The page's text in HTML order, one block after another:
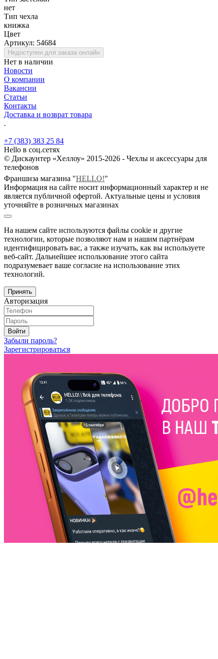
нет
Тип чехла
книжка
Цвет
Артикул: 54684
Недоступен для заказа онлайн
Нет в наличии
Новости
О компании
Вакансии
Статьи
Контакты
Доставка и возврат товара
.
+7 (383) 383 25 84
Hello в соц.сетях
© Дискаунтер «Хеллоу» 2015-2026 - Чехлы и аксессуары для
телефонов
Франшиза магазина "HELLO!"
Информация на сайте носит информационный характер и не
является публичной офертой. Актуальные цены и условия
уточняйте в розничных магазинах
На нашем сайте используются файлы cookie и другие
технологии, которые позволяют нам и нашим партнёрам
идентифицировать вас, а также изучать, как вы используете
веб-сайт. Дальнейшее использование этого сайта
подразумевает ваше согласие на использование этих
технологий.
Принять
Авторизация
Войти
Забыли пароль?
Зарегистрироваться